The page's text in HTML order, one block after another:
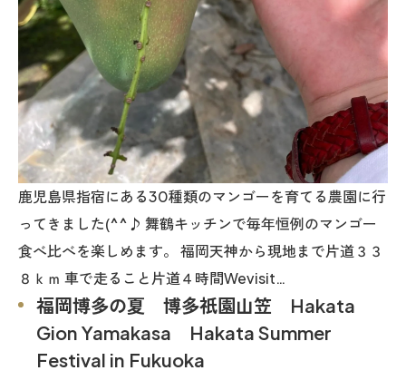
鹿児島県指宿にある30種類のマンゴーを育てる農園に行
ってきました(^^♪ 舞鶴キッチンで毎年恒例のマンゴー
食べ比べを楽しめます。 福岡天神から現地まで片道３３
８ｋｍ 車で走ること片道４時間Wevisit…
福岡博多の夏 博多祇園山笠 Hakata
Gion Yamakasa Hakata Summer
Festival in Fukuoka